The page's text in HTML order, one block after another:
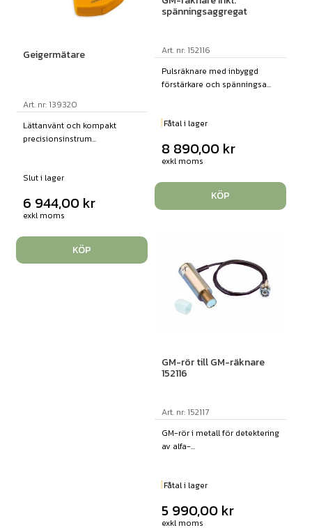
Geigermätare
Art. nr: 139320
Lättanvänt och kompakt
precisionsinstrum...
Slut i lager
6 944,00 kr
exkl moms
KÖP
spänningsaggregat
Art. nr: 152116
Pulsräknare med inbyggd
förstärkare och spänningsa...
Fåtal i lager
8 890,00 kr
exkl moms
KÖP
GM-rör till GM-räknare
152116
Art. nr: 152117
GM-rör i metall för detektering
av alfa-...
Fåtal i lager
5 990,00 kr
exkl moms